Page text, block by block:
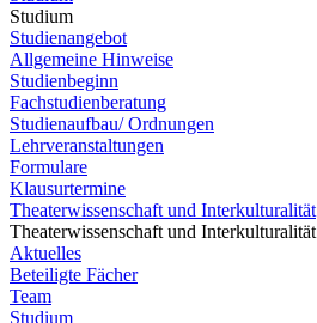
Studium
Studienangebot
Allgemeine Hinweise
Studienbeginn
Fachstudienberatung
Studienaufbau/ Ordnungen
Lehrveranstaltungen
Formulare
Klausurtermine
Theaterwissenschaft und Interkulturalität
Theaterwissenschaft und Interkulturalität
Aktuelles
Beteiligte Fächer
Team
Studium